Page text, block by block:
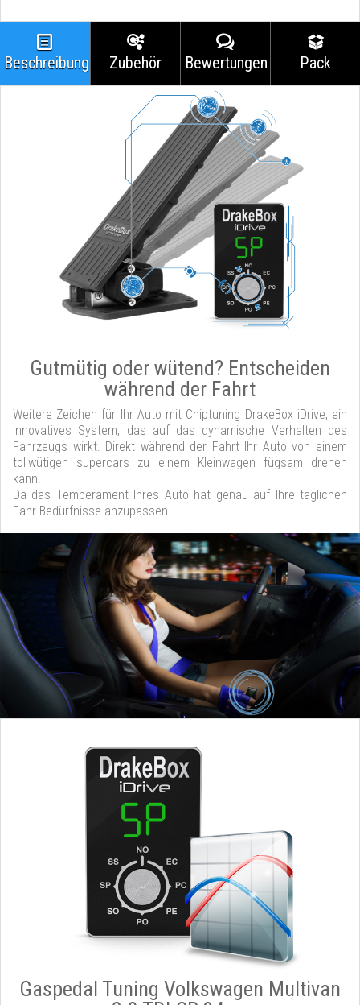
Beschreibung Zubehör Bewertungen Pack
Gutmütig oder wütend? Entscheiden
während der Fahrt
Weitere Zeichen für Ihr Auto mit Chiptuning DrakeBox iDrive, ein
innovatives System, das auf das dynamische Verhalten des
Fahrzeugs wirkt. Direkt während der Fahrt Ihr Auto von einem
tollwütigen supercars zu einem Kleinwagen fügsam drehen
kann.
Da das Temperament Ihres Auto hat genau auf Ihre täglichen
Fahr Bedürfnisse anzupassen.
Gaspedal Tuning Volkswagen Multivan